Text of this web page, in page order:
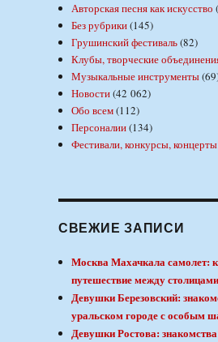
Авторская песня как искусство
Без рубрики(145)
Грушинский фестиваль(82)
Клубы, творческие
Музыкальные инструменты
Новости(42 062)
Обо всем(112)
Персоналии(134)
Фестивали, конкурсы, концерты
СВЕЖИЕ ЗАПИСИ
Москва Махачкала самолет:
путешествие между столицами
Девушки Березовский:
уральском городе с особым
Девушки Ростова: